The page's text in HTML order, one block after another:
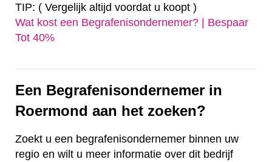
TIP: ( Vergelijk altijd voordat u koopt )
Wat kost een Begrafenisondernemer? | Bespaar
Tot 40%‎
Een Begrafenisondernemer in
Roermond aan het zoeken?
Zoekt u een begrafenisondernemer binnen uw
regio en wilt u meer informatie over dit bedrijf